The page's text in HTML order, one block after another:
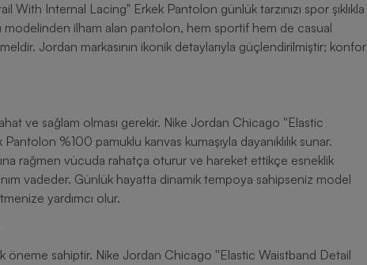
Internal Lacing" Erkek Pantolon günlük tarzınızı spor şıklıkla
Jordan markasının ikonik detaylarıyla güçlendirilmiştir; konfor
ve sağlam olması gerekir. Nike Jordan Chicago ''Elastic
pamuklu kanvas kumaşıyla dayanıklılık sunar.
rağmen vücuda rahatça oturur ve hareket ettikçe esneklik
sahipseniz model
yardımcı olur.
öneme sahiptir. Nike Jordan Chicago ''Elastic Waistband Detail